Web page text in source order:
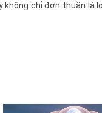
chỉ đơn thuần